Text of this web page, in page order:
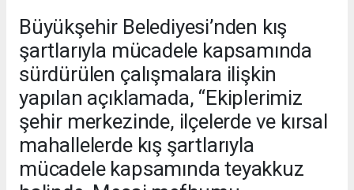
Büyükşehir Belediyesi’nden kış
şartlarıyla mücadele kapsamında
sürdürülen çalışmalara ilişkin
yapılan açıklamada, “Ekiplerimiz
şehir merkezinde, ilçelerde ve kırsal
mahallelerde kış şartlarıyla
mücadele kapsamında teyakkuz